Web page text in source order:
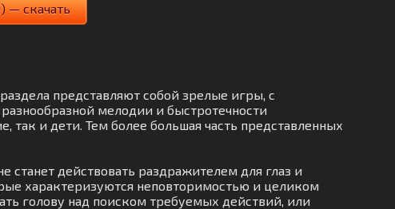
— скачать
представляют собой зрелые игры, с
мелодии и быстротечности
и дети. Тем более большая часть представленных
действовать раздражителем для глаз и
характеризуются неповторимостью и целиком
голову над поиском требуемых действий, или